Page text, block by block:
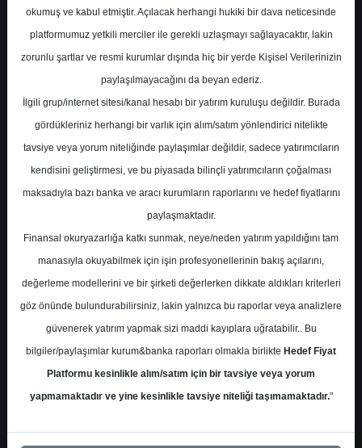
En Yüksek Tahmin
Ortalama Fiyat Tahmini 11,85 ₺
Ortalama Getiri Potansiyeli %41.97
Kurum Sayısı
7
5 1 1
okumuş ve kabul etmiştir. Açılacak herhangi hukiki bir dava neticesinde
platformumuz yetkili merciler ile gerekli uzlaşmayı sağlayacaktır, lakin
zorunlu şartlar ve resmi kurumlar dışında hiç bir yerde Kişisel Verilerinizin
paylaşılmayacağını da beyan ederiz.
İlgili grup/internet sitesi/kanal hesabı bir yatırım kuruluşu değildir. Burada
gördükleriniz herhangi bir varlık için alım/satım yönlendirici nitelikte
tavsiye veya yorum niteliğinde paylaşımlar değildir, sadece yatırımcıların
kendisini geliştirmesi, ve bu piyasada bilinçli yatırımcıların çoğalması
maksadıyla bazı banka ve aracı kurumların raporlarını ve hedef fiyatlarını
paylaşmaktadır.
Finansal okuryazarlığa katkı sunmak, neye/neden yatırım yapıldığını tam
manasıyla okuyabilmek için işin profesyonellerinin bakış açılarını,
değerleme modellerini ve bir şirketi değerlerken dikkate aldıkları kriterleri
göz önünde bulundurabilirsiniz, lakin yalnızca bu raporlar veya analizlere
güvenerek yatırım yapmak sizi maddi kayıplara uğratabilir.. Bu
bilgiler/paylaşımlar kurum&banka raporları olmakla birlikte Hedef Fiyat
Platformu kesinlikle alım/satım için bir tavsiye veya yorum
yapmamaktadır ve yine kesinlikle tavsiye niteliği taşımamaktadır."